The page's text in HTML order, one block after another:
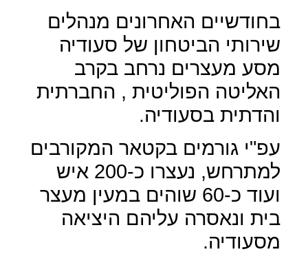
בחודשיים האחרונים מנהלים
שירותי הביטחון של סעודיה
מסע מעצרים נרחב בקרב
האליטה הפוליטית , החברתית
והדתית בסעודיה.
עפ"י גורמים בקטאר המקורבים
למתרחש, נעצרו כ-200 איש
ועוד כ-60 שוהים במעין מעצר
בית ונאסרה עליהם היציאה
מסעודיה.